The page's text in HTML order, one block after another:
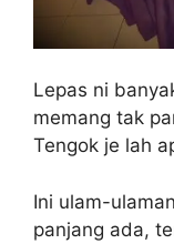
Lepas ni
memang tak
Tengok je lah
Ini ulam-
panjang ada,